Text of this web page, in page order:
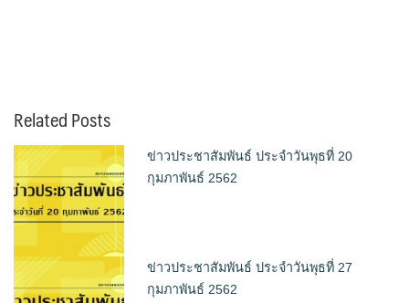
Related Posts
ข่าวประชาสัมพันธ์ ประจำวันพุธที่ 20
กุมภาพันธ์ 2562
ข่าวประชาสัมพันธ์ ประจำวันพุธที่ 27
กุมภาพันธ์ 2562